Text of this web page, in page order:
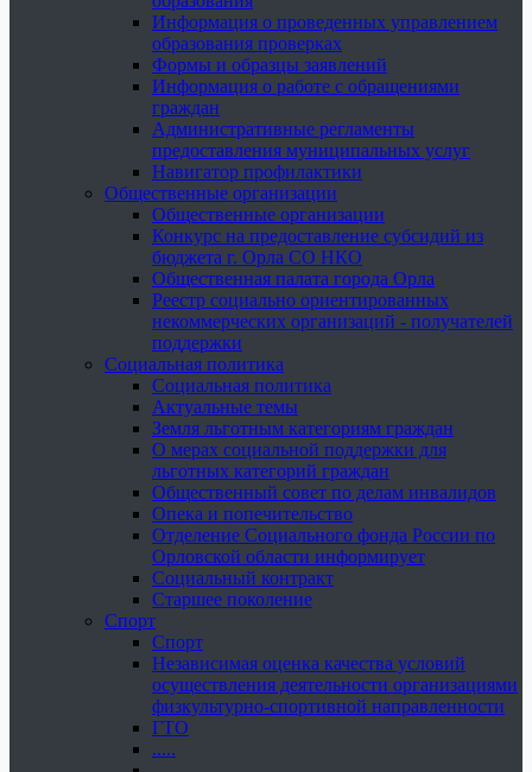
Информация о проведенных управлением
образования проверках
Формы и образцы заявлений
Информация о работе с обращениями
граждан
Административные регламенты
предоставления муниципальных услуг
Навигатор профилактики
Общественные организации
Общественные организации
Конкурс на предоставление субсидий из
бюджета г. Орла СО НКО
Общественная палата города Орла
Реестр социально ориентированных
некоммерческих организаций - получателей
поддержки
Социальная политика
Социальная политика
Актуальные темы
Земля льготным категориям граждан
О мерах социальной поддержки для
льготных категорий граждан
Общественный совет по делам инвалидов
Опека и попечительство
Отделение Социального фонда России по
Орловской области информирует
Социальный контракт
Старшее поколение
Спорт
Спорт
Независимая оценка качества условий
осуществления деятельности организациями
физкультурно-спортивной направленности
ГТО
.....